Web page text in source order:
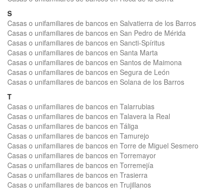
S
Casas o unifamiliares de bancos en Salvatierra de los Barros
Casas o unifamiliares de bancos en San Pedro de Mérida
Casas o unifamiliares de bancos en Sancti-Spíritus
Casas o unifamiliares de bancos en Santa Marta
Casas o unifamiliares de bancos en Santos de Maimona
Casas o unifamiliares de bancos en Segura de León
Casas o unifamiliares de bancos en Solana de los Barros
T
Casas o unifamiliares de bancos en Talarrubias
Casas o unifamiliares de bancos en Talavera la Real
Casas o unifamiliares de bancos en Táliga
Casas o unifamiliares de bancos en Tamurejo
Casas o unifamiliares de bancos en Torre de Miguel Sesmero
Casas o unifamiliares de bancos en Torremayor
Casas o unifamiliares de bancos en Torremejía
Casas o unifamiliares de bancos en Trasierra
Casas o unifamiliares de bancos en Trujillanos